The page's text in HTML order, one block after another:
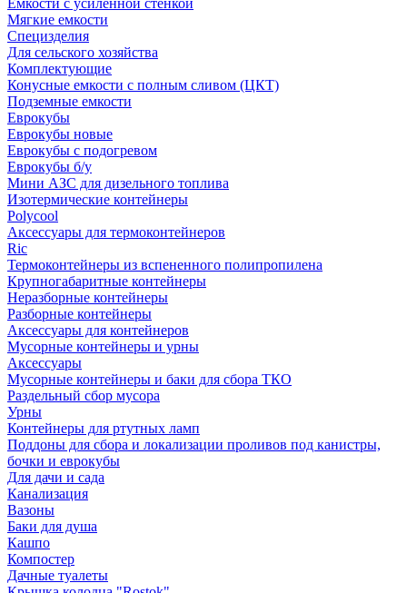
Емкости с усиленной стенкой
Мягкие емкости
Специзделия
Для сельского хозяйства
Комплектующие
Конусные емкости с полным сливом (ЦКТ)
Подземные емкости
Еврокубы
Еврокубы новые
Еврокубы с подогревом
Еврокубы б/у
Мини АЗС для дизельного топлива
Изотермические контейнеры
Polycool
Аксессуары для термоконтейнеров
Ric
Термоконтейнеры из вспененного полипропилена
Крупногабаритные контейнеры
Неразборные контейнеры
Разборные контейнеры
Аксессуары для контейнеров
Мусорные контейнеры и урны
Аксессуары
Мусорные контейнеры и баки для сбора ТКО
Раздельный сбор мусора
Урны
Контейнеры для ртутных ламп
Поддоны для сбора и локализации проливов под канистры,
бочки и еврокубы
Для дачи и сада
Канализация
Вазоны
Баки для душа
Кашпо
Компостер
Дачные туалеты